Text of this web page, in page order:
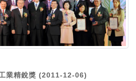
業精銳獎 (2011-12-06)